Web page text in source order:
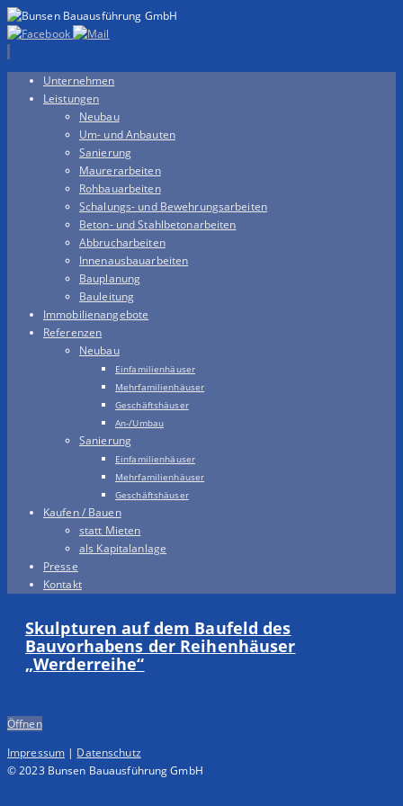
Inhalt
Unternehmen
Leistungen
Neubau
Um- und Anbauten
Sanierung
Maurerarbeiten
Rohbauarbeiten
Schalungs- und Bewehrungsarbeiten
Beton- und Stahlbetonarbeiten
Abbrucharbeiten
Innenausbauarbeiten
Bauplanung
Bauleitung
Immobilienangebote
Referenzen
Neubau
Einfamilienhäuser
Mehrfamilienhäuser
Geschäftshäuser
An-/Umbau
Sanierung
Einfamilienhäuser
Mehrfamilienhäuser
Geschäftshäuser
Kaufen / Bauen
statt Mieten
als Kapitalanlage
Presse
Kontakt
Skulpturen auf dem Baufeld des
Bauvorhabens der Reihenhäuser
„Werderreihe“
Öffnen
Impressum | Datenschutz
© 2023 Bunsen Bauausführung GmbH